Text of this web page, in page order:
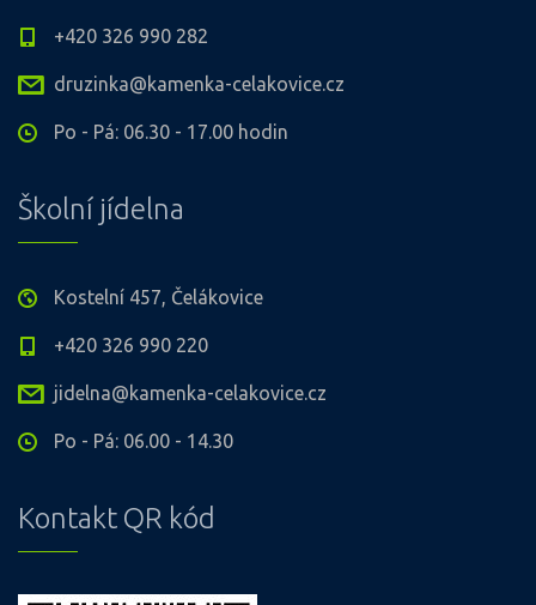
+420 326 990 282
druzinka@kamenka-celakovice.cz
Po - Pá: 06.30 - 17.00 hodin
Školní jídelna
Kostelní 457, Čelákovice
+420 326 990 220
jidelna@kamenka-celakovice.cz
Po - Pá: 06.00 - 14.30
Kontakt QR kód